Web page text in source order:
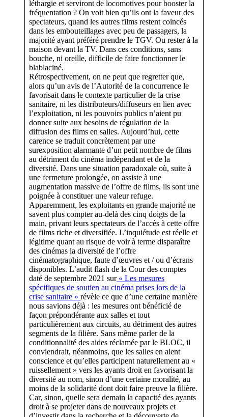
léthargie et serviront de locomotives pour booster la
fréquentation ? On voit bien qu’ils ont la faveur des
spectateurs, quand les autres films restent coincés
dans les embouteillages avec peu de passagers, la
majorité ayant préféré prendre le TGV. Ou rester à la
maison devant la TV. Dans ces conditions, sans
bouche, ni oreille, difficile de faire fonctionner le
blablaciné.
Rétrospectivement, on ne peut que regretter que,
alors qu’un avis de l’Autorité de la concurrence le
favorisait dans le contexte particulier de la crise
sanitaire, ni les distributeurs/diffuseurs en lien avec
l’exploitation, ni les pouvoirs publics n’aient pu
donner suite aux besoins de régulation de la
diffusion des films en salles. Aujourd’hui, cette
carence se traduit concrètement par une
surexposition alarmante d’un petit nombre de films
au détriment du cinéma indépendant et de la
diversité. Dans une situation paradoxale où, suite à
une fermeture prolongée, on assiste à une
augmentation massive de l’offre de films, ils sont une
poignée à constituer une valeur refuge.
Apparemment, les exploitants en grande majorité ne
savent plus compter au-delà des cinq doigts de la
main, privant leurs spectateurs de l’accès à cette offre
de films riche et diversifiée. L’inquiétude est réelle et
légitime quant au risque de voir à terme disparaître
des cinémas la diversité de l’offre
cinématographique, faute d’œuvres et / ou d’écrans
disponibles. L’audit flash de la Cour des comptes
daté de septembre 2021 sur« Les mesures
spécifiques de soutien au cinéma prises lors de la
crise sanitaire » révèle ce que d’une certaine manière
nous savions déjà : les mesures ont bénéficié de
façon prépondérante aux salles et tout
particulièrement aux circuits, au détriment des autres
segments de la filière. Sans même parler de la
conditionnalité des aides réclamée par le BLOC, il
conviendrait, néanmoins, que les salles en aient
conscience et qu’elles participent naturellement au «
ruissellement » vers les ayants droit en favorisant la
diversité au nom, sinon d’une certaine moralité, au
moins de la solidarité dont doit faire preuve la filière.
Car, sinon, quelle sera demain la capacité des ayants
droit à se projeter dans de nouveaux projets et